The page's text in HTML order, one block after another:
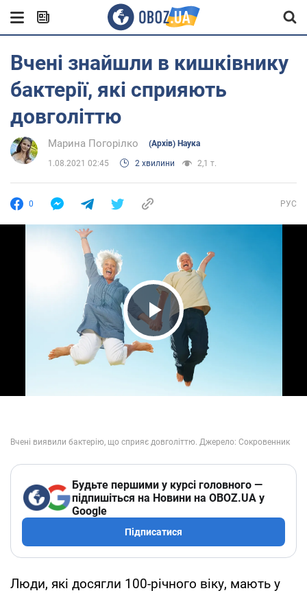
Вчені знайшли в кишківнику
бактерії, які сприяють
довголіттю
Марина Погорілко (Архів) Наука
1.08.2021 02:45 2 хвилини 2,1 т.
0 РУС
Play Video
Будьте першими у курсі головного —
підпишіться на Новини на OBOZ.UA у
Google
Підписатися
Люди, які досягли 100-річного віку, мають у